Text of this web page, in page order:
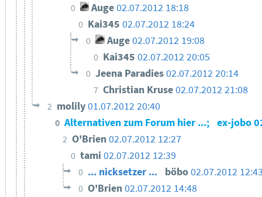
0 Auge02.07.2012 18:18
0 Kai345 02.07.2012 18:24
0 Auge02.07.2012 19:08
0 Kai34502.07.2012 20:05
0 Jeena Paradies02.07.2012 20:14
7 Christian Kruse02.07.2012 21:08
2 molily01.07.2012 20:40
0 Alternativen zum Forum hier ...; ex-jobo
2 O'Brien02.07.2012 12:27
0 tami 02.07.2012 12:39
0 ... nicksetzer ... böbo02.07.2012
0 O'Brien02.07.2012 14:48